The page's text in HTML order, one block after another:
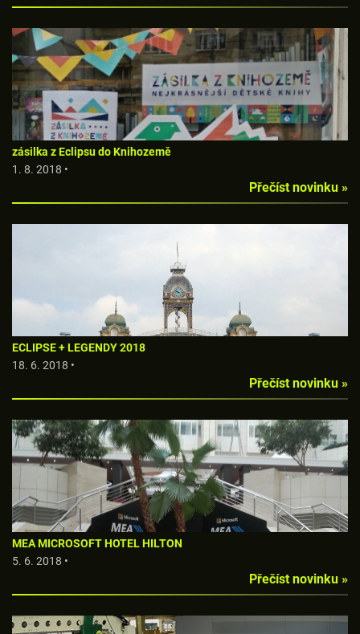
zásilka z Eclipsu do Knihozemě
1. 8. 2018 •
Přečíst novinku »
ECLIPSE + LEGENDY 2018
18. 6. 2018 •
Přečíst novinku »
MEA MICROSOFT HOTEL HILTON
5. 6. 2018 •
Přečíst novinku »